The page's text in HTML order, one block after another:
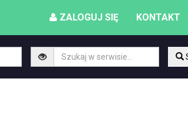
ZALOGUJ SIĘ KONTAKT